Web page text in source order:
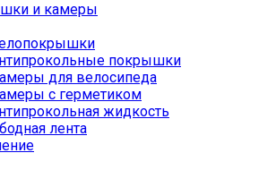
и камеры
покрышки
для велосипеда
с герметиком
жидкость
лента